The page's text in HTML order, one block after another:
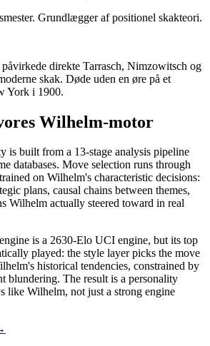
Grundlægger af positionel skakteori.
direkte Tarrasch, Nimzowitsch og
skak. Døde uden en øre på et
York i 1900.
Wilhelm-motor
is built from a 13-stage analysis pipeline
databases. Move selection runs through
on Wilhelm's characteristic decisions:
plans, causal chains between themes,
Wilhelm actually steered toward in real
is a 2630-Elo UCI engine, but its top
played: the style layer picks the move
historical tendencies, constrained by
blundering. The result is a personality
like Wilhelm, not just a strong engine